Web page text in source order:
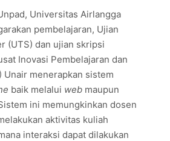
Universitas Airlangga
pembelajaran, Ujian
(UTS) dan ujian skripsi
Inovasi Pembelajaran dan
Unair menerapkan sistem
baik melalui web maupun
ini memungkinkan dosen
aktivitas kuliah
interaksi dapat dilakukan